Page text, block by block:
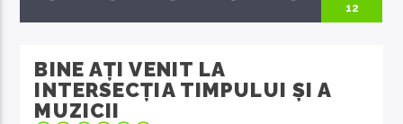
12
BINE AȚI VENIT LA
INTERSECȚIA TIMPULUI ȘI A
MUZICII